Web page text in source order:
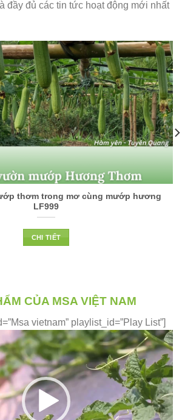
đầy đủ các tin tức hoạt động mới nhất
thơm trong mơ cùng mướp hương
LF999
CHI TIẾT
CỦA MSA VIỆT NAM
vietnam” playlist_id=”Play List”]
Trình
chơi
Video